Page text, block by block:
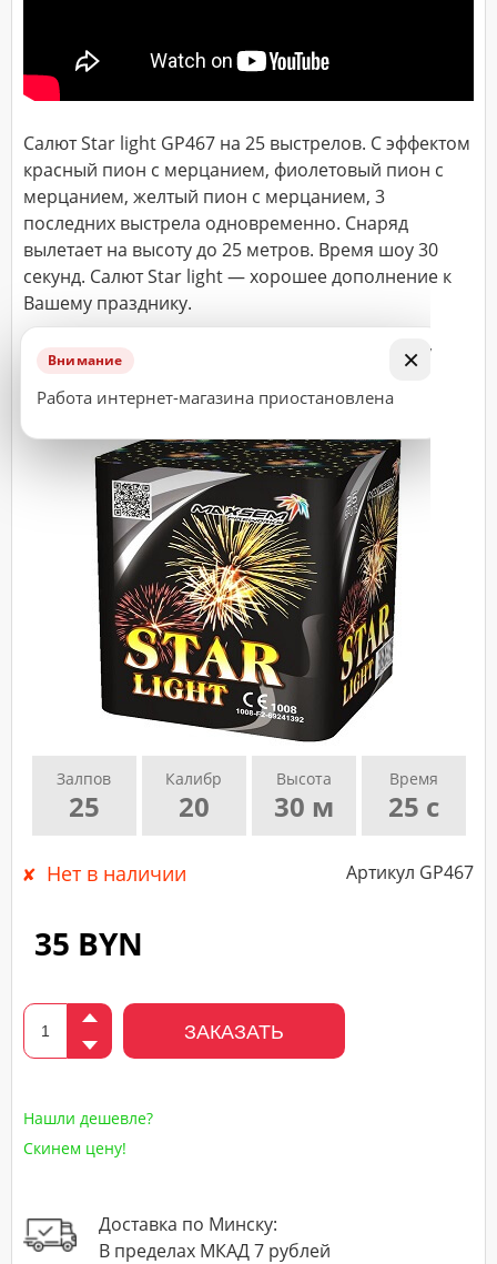
×
Внимание
Работа интернет-магазина приостановлена
Залпов
25
Калибр
20
Высота
30 м
Время
25 с
Салют Star light GP467 на 25 выстрелов. С эффектом
красный пион с мерцанием, фиолетовый пион с
мерцанием, желтый пион с мерцанием, 3
последних выстрела одновременно. Снаряд
вылетает на высоту до 25 метров. Время шоу 30
секунд. Салют Star light — хорошее дополнение к
Вашему празднику.
Перейдите к оформлению заказа через кнопку
Нет в наличии Артикул GP467
35 BYN
ЗАКАЗАТЬ
Нашли дешевле?
Скинем цену!
Доставка по Минску:
В пределах МКАД 7 рублей
ДОСТАВКА
улица,
квартира),
время
доставки*
ВАЖНО!
Заказ
считается
принятым
к
исполнению
только
подтверждающего
звонка
нашего
менеджера.